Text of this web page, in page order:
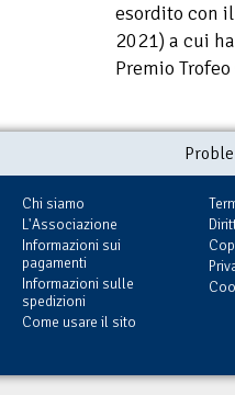
esordito con
2021) a cui
Premio
Chi siamo
L'Associazione
Informazioni sui
pagamenti
Informazioni sulle
spedizioni
Come usare il sito